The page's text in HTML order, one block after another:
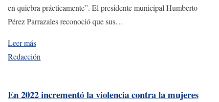
en quiebra prácticamente”. El presidente municipal Humberto
Pérez Parrazales reconoció que sus…
Leer más
Redacción
En 2022 incrementó la violencia contra la mujeres